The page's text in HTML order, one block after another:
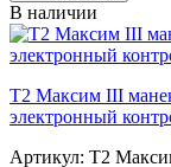
В наличии
Т2 Максим III
электронный
Артикул: Т2